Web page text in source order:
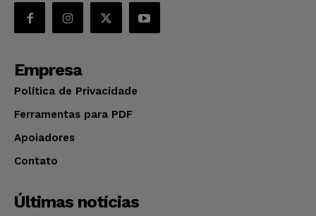
Empresa
Política de Privacidade
Ferramentas para PDF
Apoiadores
Contato
Últimas notícias